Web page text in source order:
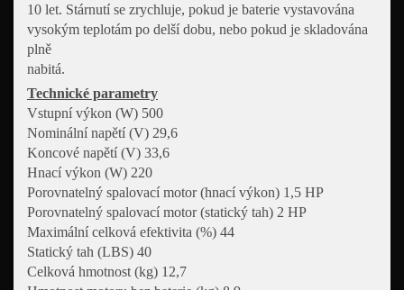
10 let. Stárnutí se zrychluje, pokud je baterie vystavována
vysokým teplotám po delší dobu, nebo pokud je skladována
plně
nabitá.
Technické parametry
Vstupní výkon (W) 500
Nominální napětí (V) 29,6
Koncové napětí (V) 33,6
Hnací výkon (W) 220
Porovnatelný spalovací motor (hnací výkon) 1,5 HP
Porovnatelný spalovací motor (statický tah) 2 HP
Maximální celková efektivita (%) 44
Statický tah (LBS) 40
Celková hmotnost (kg) 12,7